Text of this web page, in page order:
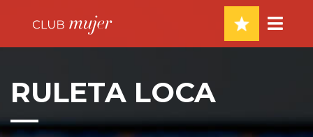
RULETA LOCA